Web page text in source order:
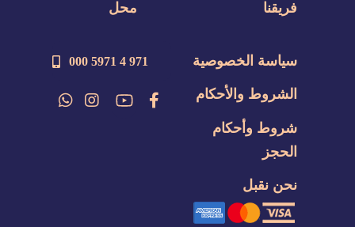
فريقنا محل
سياسة الخصوصية
الشروط والأحكام
شروط وأحكام
الحجز
نحن نقبل
971 4 5971 000